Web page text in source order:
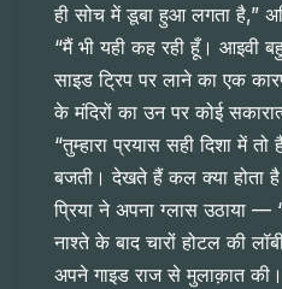
ही सोच में डूबा हुआ लगता है,”
“मैं भी यही कह रही हूँ। आइवी
साइड ट्रिप पर लाने का एक
के मंदिरों का उन पर कोई
“तुम्हारा प्रयास सही दिशा में
बजती। देखते हैं कल क्या होता
प्रिया ने अपना ग्लास उठाया
नाश्ते के बाद चारों होटल की
अपने गाइड राज से मुलाक़ात